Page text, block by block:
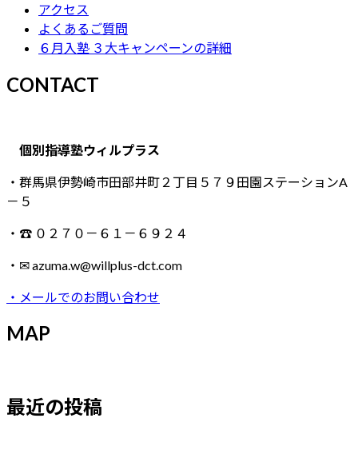
アクセス
よくあるご質問
６月入塾 ３大キャンペーンの詳細
CONTACT
個別指導塾ウィルプラス
・群馬県伊勢崎市田部井町２丁目５７９田園ステーションA
－５
・☎ ０２７０－６１－６９２４
・✉ azuma.w@willplus-dct.com
・メールでのお問い合わせ
MAP
最近の投稿